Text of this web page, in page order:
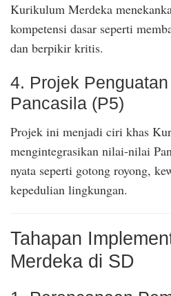
Kurikulum Merdeka
kompetensi dasar seperti
dan berpikir kritis.
4. Projek
Pancasila (P5)
Projek ini menjadi ciri khas
mengintegrasikan nilai-nilai
nyata seperti gotong royong,
kepedulian lingkungan.
Tahapan
Merdeka di SD